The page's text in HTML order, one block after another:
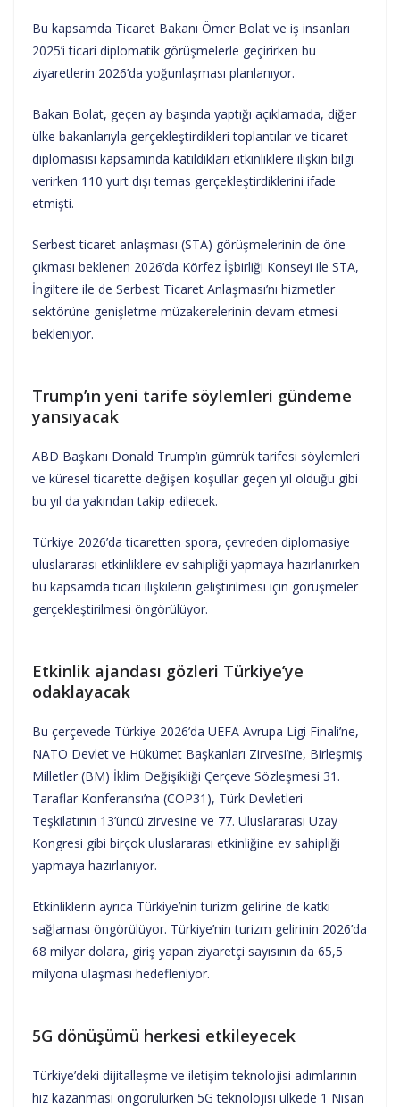
Bu kapsamda Ticaret Bakanı Ömer Bolat ve iş insanları
2025’i ticari diplomatik görüşmelerle geçirirken bu
ziyaretlerin 2026’da yoğunlaşması planlanıyor.
Bakan Bolat, geçen ay başında yaptığı açıklamada, diğer
ülke bakanlarıyla gerçekleştirdikleri toplantılar ve ticaret
diplomasisi kapsamında katıldıkları etkinliklere ilişkin bilgi
verirken 110 yurt dışı temas gerçekleştirdiklerini ifade
etmişti.
Serbest ticaret anlaşması (STA) görüşmelerinin de öne
çıkması beklenen 2026’da Körfez İşbirliği Konseyi ile STA,
İngiltere ile de Serbest Ticaret Anlaşması’nı hizmetler
sektörüne genişletme müzakerelerinin devam etmesi
bekleniyor.
Trump’ın yeni tarife söylemleri gündeme
yansıyacak
ABD Başkanı Donald Trump’ın gümrük tarifesi söylemleri
ve küresel ticarette değişen koşullar geçen yıl olduğu gibi
bu yıl da yakından takip edilecek.
Türkiye 2026’da ticaretten spora, çevreden diplomasiye
uluslararası etkinliklere ev sahipliği yapmaya hazırlanırken
bu kapsamda ticari ilişkilerin geliştirilmesi için görüşmeler
gerçekleştirilmesi öngörülüyor.
Etkinlik ajandası gözleri Türkiye’ye
odaklayacak
Bu çerçevede Türkiye 2026’da UEFA Avrupa Ligi Finali’ne,
NATO Devlet ve Hükümet Başkanları Zirvesi’ne, Birleşmiş
Milletler (BM) İklim Değişikliği Çerçeve Sözleşmesi 31.
Taraflar Konferansı’na (COP31), Türk Devletleri
Teşkilatının 13’üncü zirvesine ve 77. Uluslararası Uzay
Kongresi gibi birçok uluslararası etkinliğine ev sahipliği
yapmaya hazırlanıyor.
Etkinliklerin ayrıca Türkiye’nin turizm gelirine de katkı
sağlaması öngörülüyor. Türkiye’nin turizm gelirinin 2026’da
68 milyar dolara, giriş yapan ziyaretçi sayısının da 65,5
milyona ulaşması hedefleniyor.
5G dönüşümü herkesi etkileyecek
Türkiye’deki dijitalleşme ve iletişim teknolojisi adımlarının
hız kazanması öngörülürken 5G teknolojisi ülkede 1 Nisan